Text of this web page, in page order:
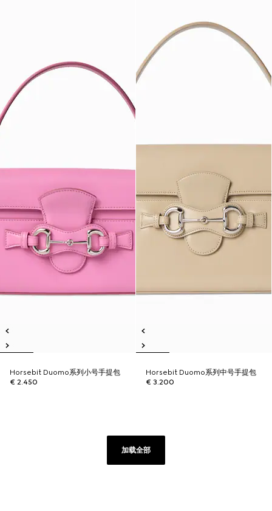
Horsebit Duomo系列小号手提包
€ 2.450
Horsebit Duomo系列中号手提包
€ 3.200
加载全部